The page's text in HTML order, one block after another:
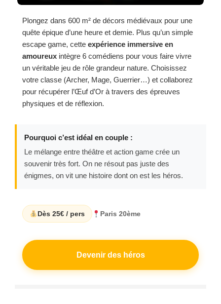
Plongez dans 600 m² de décors médiévaux pour une
quête épique d’une heure et demie. Plus qu’un simple
escape game, cette expérience immersive en
amoureux intègre 6 comédiens pour vous faire vivre
un véritable jeu de rôle grandeur nature. Choisissez
votre classe (Archer, Mage, Guerrier…) et collaborez
pour récupérer l’Œuf d’Or à travers des épreuves
physiques et de réflexion.
Pourquoi c’est idéal en couple :
Le mélange entre théâtre et action game crée un
souvenir très fort. On ne résout pas juste des
énigmes, on vit une histoire dont on est les héros.
Dès 25€ / pers Paris 20ème
Devenir des héros